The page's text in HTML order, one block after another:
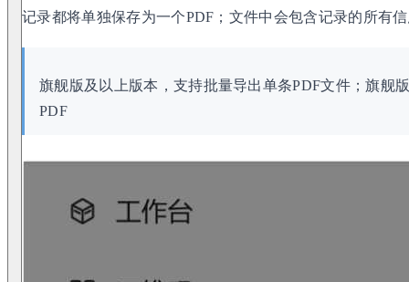
记录都将单独保存为一个PDF；文件中会包含记录的所有
旗舰版及以上版本，支持批量导出单条PDF文件；旗舰
PDF